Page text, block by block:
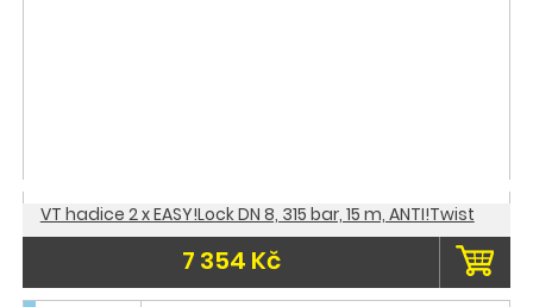
VT hadice 2 x EASY!Lock DN 8, 315 bar, 15 m, ANTI!Twist
7 354 Kč